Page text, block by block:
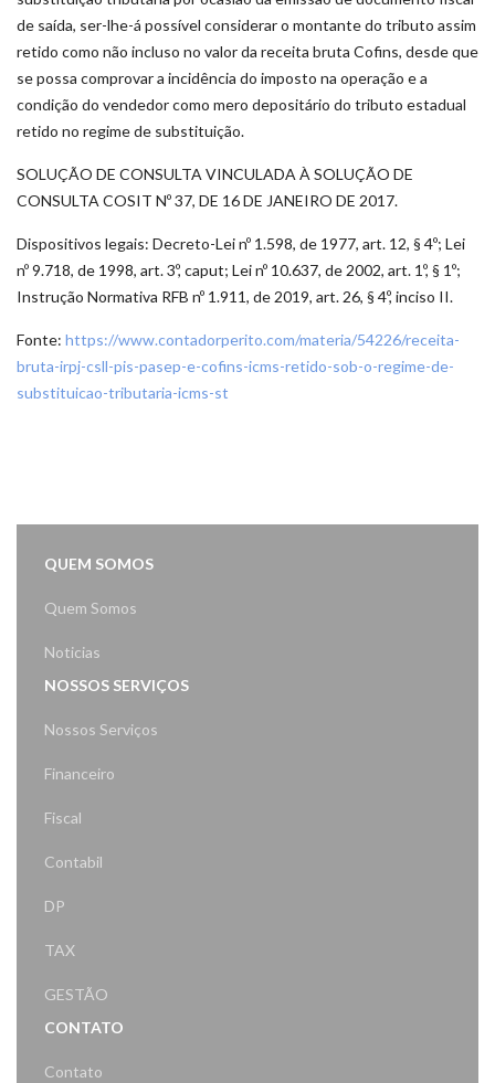
de saída, ser-lhe-á possível considerar o montante do tributo assim
retido como não incluso no valor da receita bruta Cofins, desde que
se possa comprovar a incidência do imposto na operação e a
condição do vendedor como mero depositário do tributo estadual
retido no regime de substituição.
SOLUÇÃO DE CONSULTA VINCULADA À SOLUÇÃO DE
CONSULTA COSIT Nº 37, DE 16 DE JANEIRO DE 2017.
Dispositivos legais: Decreto-Lei nº 1.598, de 1977, art. 12, § 4º; Lei
nº 9.718, de 1998, art. 3º, caput; Lei nº 10.637, de 2002, art. 1º, § 1º;
Instrução Normativa RFB nº 1.911, de 2019, art. 26, § 4º, inciso II.
Fonte: https://www.contadorperito.com/materia/54226/receita-
bruta-irpj-csll-pis-pasep-e-cofins-icms-retido-sob-o-regime-de-
substituicao-tributaria-icms-st
QUEM SOMOS
Quem Somos
Noticias
NOSSOS SERVIÇOS
Nossos Serviços
Financeiro
Fiscal
Contabil
DP
TAX
GESTÃO
CONTATO
Contato